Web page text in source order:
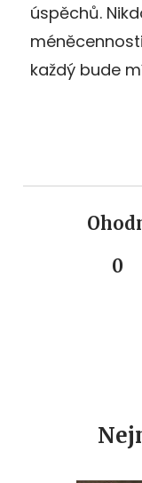
úspěchů.
každý bude
0